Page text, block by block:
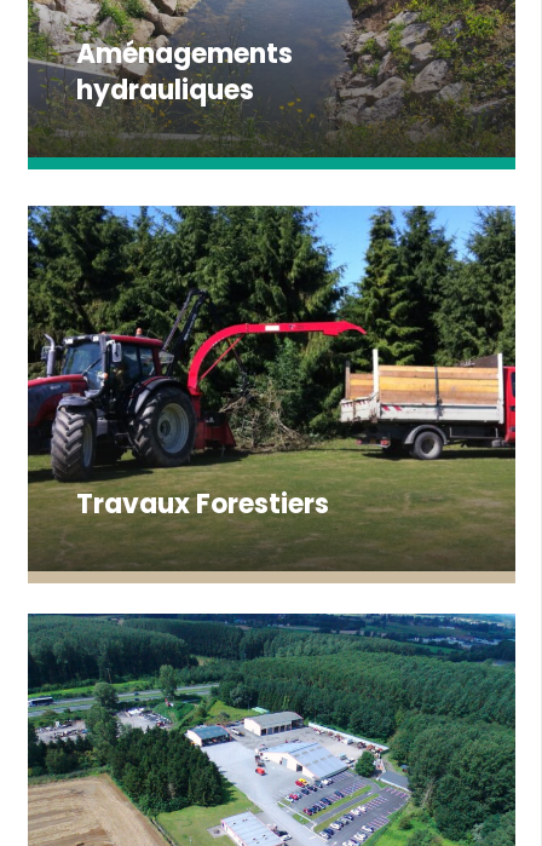
Aménagements
hydrauliques
Travaux Forestiers